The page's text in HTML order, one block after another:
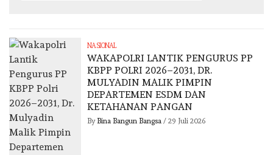
NASIONAL
WAKAPOLRI LANTIK PENGURUS PP
KBPP POLRI 2026–2031, DR.
MULYADIN MALIK PIMPIN
DEPARTEMEN ESDM DAN
KETAHANAN PANGAN
By Bina Bangun Bangsa/ 29 Juli 2026